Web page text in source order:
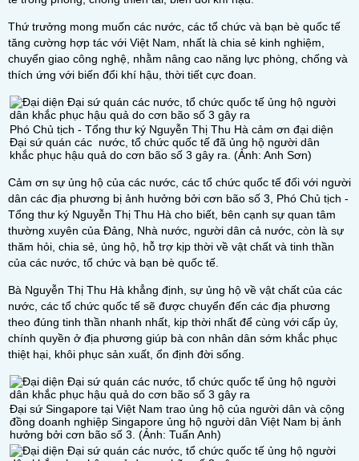
Thứ trưởng mong muốn các nước, các tổ chức và bạn bè quốc tế
tăng cường hợp tác với Việt Nam, nhất là chia sẻ kinh nghiệm,
chuyển giao công nghệ, nhằm nâng cao năng lực phòng, chống và
thích ứng với biến đổi khí hậu, thời tiết cực đoan.
Phó Chủ tịch - Tổng thư ký Nguyễn Thị Thu Hà cảm ơn đại diện
Đại sứ quán các nước , tổ chức quốc tế đã ủng hộ người dân
khắc phục hậu quả do cơn bão số 3 gây ra. (Ảnh: Anh Sơn)
Cảm ơn sự ủng hộ của các nước, các tổ chức quốc tế đối với người
dân các địa phương bị ảnh hưởng bởi cơn bão số 3, Phó Chủ tịch -
Tổng thư ký Nguyễn Thị Thu Hà cho biết, bên cạnh sự quan tâm
thường xuyên của Đảng, Nhà nước, người dân cả nước, còn là sự
thăm hỏi, chia sẻ, ủng hộ, hỗ trợ kịp thời về vật chất và tinh thần
của các nước, tổ chức và bạn bè quốc tế.
Bà Nguyễn Thị Thu Hà khẳng định, sự ủng hộ về vật chất của các
nước, các tổ chức quốc tế sẽ được chuyển đến các địa phương
theo đúng tinh thần nhanh nhất, kịp thời nhất để cùng với cấp ủy,
chính quyền ở địa phương giúp bà con nhân dân sớm khắc phục
thiệt hại, khôi phục sản xuất, ổn định đời sống.
Đại sứ Singapore tại Việt Nam trao ủng hộ của người dân và cộng
đồng doanh nghiệp Singapore ủng hộ người dân Việt Nam bị ảnh
hưởng bởi cơn bão số 3. (Ảnh: Tuấn Anh)